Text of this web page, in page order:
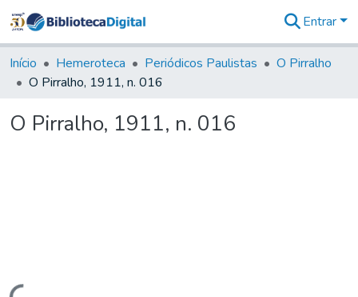
&
Coleções
Tudo na
Digital
Entrar
Início Hemeroteca Periódicos Paulistas
O Pirralho
O Pirralho, 1911, n. 016
O Pirralho, 1911, n. 016